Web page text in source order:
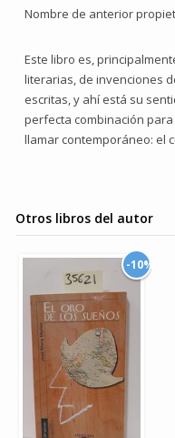
Nombre de anterior
Este libro es,
literarias, de invenciones
escritas, y ahí está su
perfecta combinación
llamar contemporáneo: el
Otros libros del autor
-10%